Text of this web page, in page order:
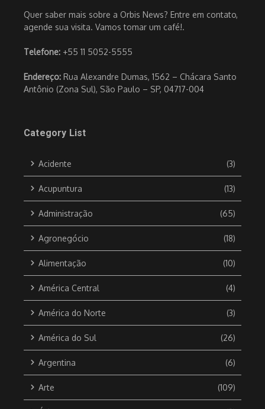
Quer saber mais sobre a Orbis News? Entre em contato,
agende sua visita. Vamos tomar um café!.
Telefone: +55 11 5052-5555
Endereço: Rua Alexandre Dumas, 1562 – Chácara Santo
Antônio (Zona Sul), São Paulo – SP, 04717-004
Category List
Acidente (3)
Acupuntura (13)
Administração (65)
Agronegócio (18)
Alimentação (10)
América Central (4)
América do Norte (3)
América do Sul (26)
Argentina (6)
Arte (109)